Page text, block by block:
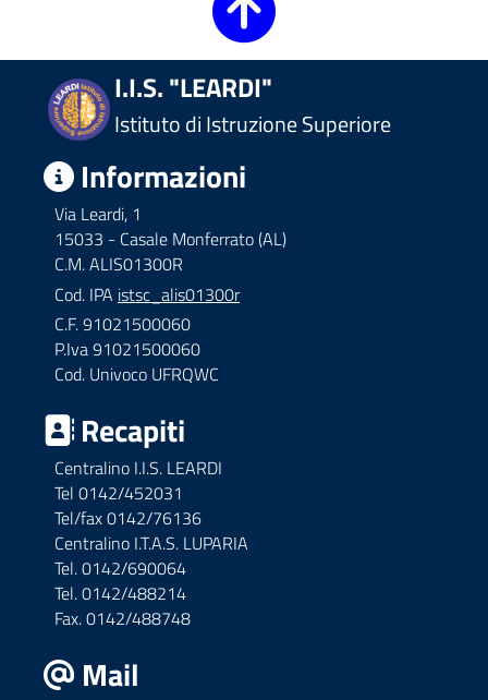
I.I.S. "LEARDI"
Istituto di Istruzione Superiore
Informazioni
Via Leardi, 1
15033 - Casale Monferrato (AL)
C.M. ALIS01300R
Cod. IPA istsc_alis01300r
C.F. 91021500060
P.Iva 91021500060
Cod. Univoco UFRQWC
Recapiti
Centralino I.I.S. LEARDI
Tel 0142/452031
Tel/fax 0142/76136
Centralino I.T.A.S. LUPARIA
Tel. 0142/690064
Tel. 0142/488214
Fax. 0142/488748
Mail